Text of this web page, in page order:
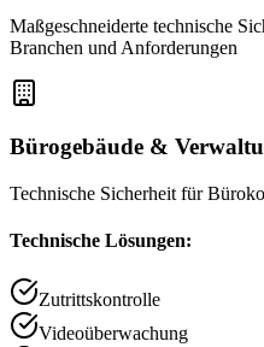
Maßgeschneiderte technische
Branchen und Anforderungen
Bürogebäude &
Technische Sicherheit für
Technische Lösungen:
Zutrittskontrolle
Videoüberwachung